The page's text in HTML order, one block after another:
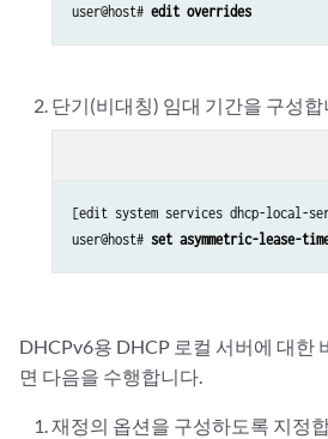
user@host# edit overrides
단기(비대칭) 임대 기간을 구성합
[edit system services dhcp-local-
user@host# set asymmetric-lease-
DHCPv6용 DHCP 로컬 서버에 대한
면 다음을 수행합니다.
재정의 옵션을 구성하도록 지정